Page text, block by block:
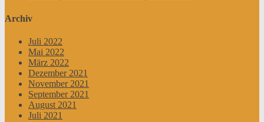
Archiv
Juli 2022
Mai 2022
März 2022
Dezember 2021
November 2021
September 2021
August 2021
Juli 2021